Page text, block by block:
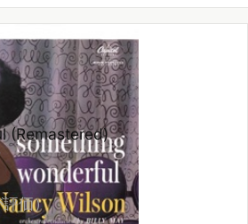
価）